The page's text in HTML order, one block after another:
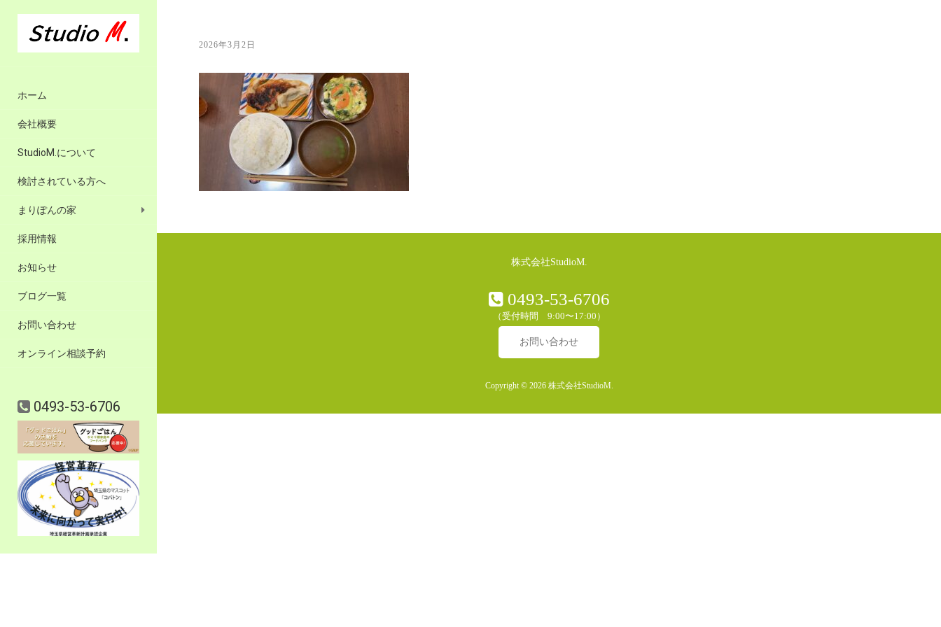
ホーム
会社概要
StudioM.について
検討されている方へ
まりぽんの家
採用情報
お知らせ
ブログ一覧
お問い合わせ
オンライン相談予約
0493-53-6706
2026年3月2日
株式会社StudioM.
0493-53-6706
（受付時間 9:00〜17:00）
お問い合わせ
Copyright © 2026 株式会社StudioM.